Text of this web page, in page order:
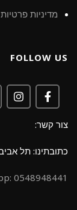
מדיניות פרטיות
FOLLOW US
צור קשר:
כתובתינו: תל אביב,
0548948441 :WhatsApp